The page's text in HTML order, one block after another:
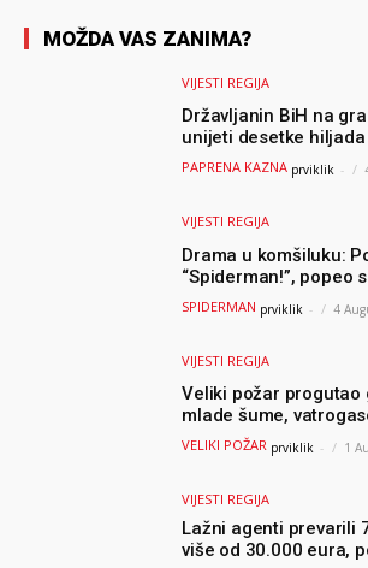
MOŽDA VAS ZANIMA?
VIJESTI REGIJA
Državljanin BiH na
unijeti desetke
uslijedila “paprena”
PAPRENA KAZNA prviklik -
VIJESTI REGIJA
Drama u komšiluku:
“Spiderman!”, popeo
ostao zarobljen
SPIDERMAN prviklik - 4
VIJESTI REGIJA
Veliki požar progutao
mlade šume,
dođe do još veće
VELIKI POŽAR prviklik - 1
VIJESTI REGIJA
Lažni agenti prevarili
više od 30.000 eura,